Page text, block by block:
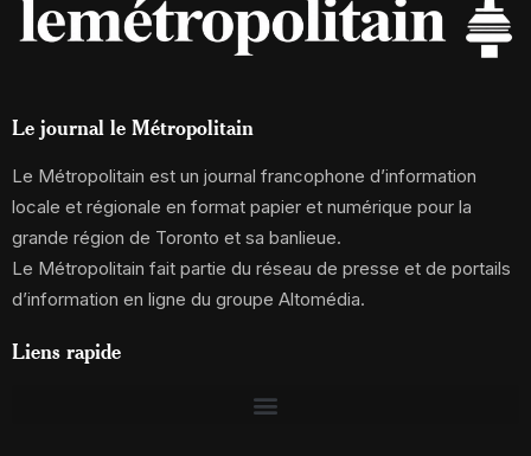
Le journal le Métropolitain
Le Métropolitain est un journal francophone d’information
locale et régionale en format papier et numérique pour la
grande région de Toronto et sa banlieue.
Le Métropolitain fait partie du réseau de presse et de portails
d’information en ligne du groupe Altomédia.
Liens rapide